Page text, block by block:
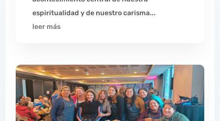
espiritualidad y de nuestro carisma...
leer más